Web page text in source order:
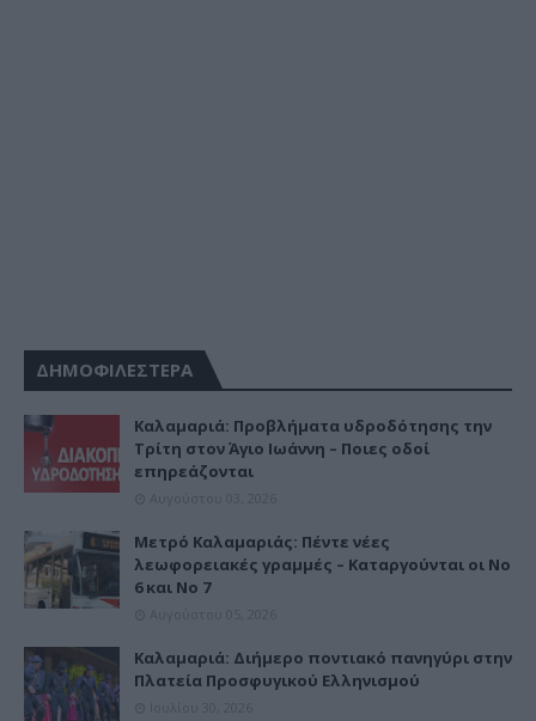
ΔΗΜΟΦΙΛΕΣΤΕΡΑ
Καλαμαριά: Προβλήματα υδροδότησης την
Τρίτη στον Άγιο Ιωάννη – Ποιες οδοί
επηρεάζονται
Μετρό Καλαμαριάς: Πέντε νέες
λεωφορειακές γραμμές – Καταργούνται οι Νο
6 και Νο 7
Καλαμαριά: Διήμερο ποντιακό πανηγύρι στην
Πλατεία Προσφυγικού Ελληνισμού